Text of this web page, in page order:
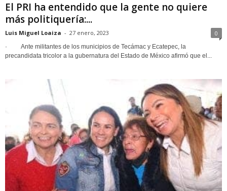
El PRI ha entendido que la gente no quiere
más politiquería:...
Luis Miguel Loaiza - 27 enero, 2023 0
· Ante militantes de los municipios de Tecámac y Ecatepec, la
precandidata tricolor a la gubernatura del Estado de México afirmó que el...